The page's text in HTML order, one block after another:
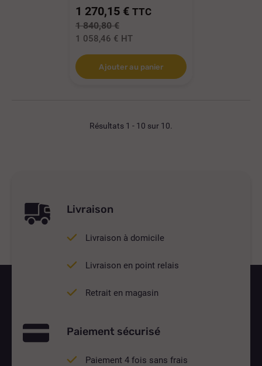
1 270,15 € TTC
1 840,80 €
1 058,46 € HT
Ajouter au panier
Résultats 1 - 10 sur 10.
Livraison
Livraison à domicile
Livraison en point relais
Retrait en magasin
Paiement sécurisé
Paiement 4 fois sans frais